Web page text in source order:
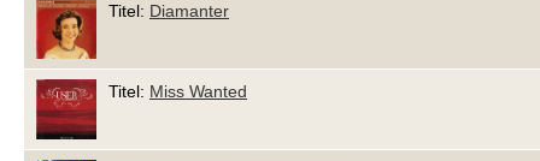
Titel: Diamanter
Titel: Miss Wanted